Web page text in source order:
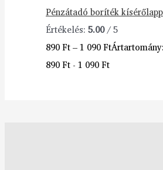
Pénzátadó boríték
Értékelés: 5.00/ 5
890Ft–1 090FtÁrtartomány:
890 Ft - 1 090 Ft